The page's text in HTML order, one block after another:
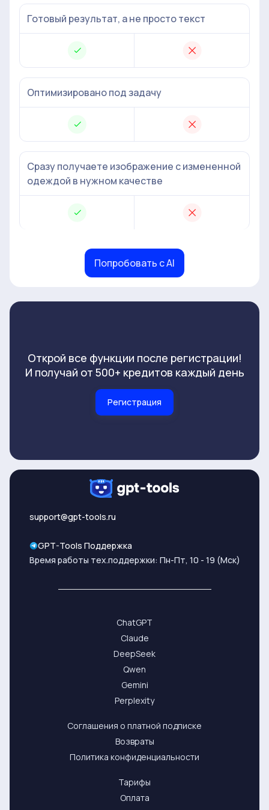
Готовый результат, а не просто текст
Оптимизировано под задачу
Сразу получаете изображение с измененной
одеждой в нужном качестве
Попробовать с AI
Открой все функции после регистрации!
И получай от 500+ кредитов каждый день
Регистрация
support@gpt-tools.ru
GPT-Tools Поддержка
Время работы тех.поддержки: Пн-Пт, 10 - 19 (Мск)
ChatGPT
Claude
DeepSeek
Qwen
Gemini
Perplexity
Соглашения о платной подписке
Возвраты
Политика конфиденциальности
Тарифы
Оплата